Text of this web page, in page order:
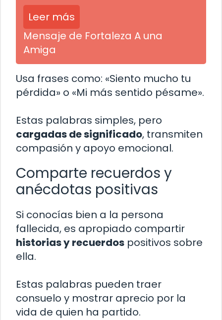
Leer más
Mensaje de Fortaleza A una
Amiga
Usa frases como: «Siento mucho tu
pérdida» o «Mi más sentido pésame».
Estas palabras simples, pero
cargadas de significado, transmiten
compasión y apoyo emocional.
Comparte recuerdos y
anécdotas positivas
Si conocías bien a la persona
fallecida, es apropiado compartir
historias y recuerdos positivos sobre
ella.
Estas palabras pueden traer
consuelo y mostrar aprecio por la
vida de quien ha partido.